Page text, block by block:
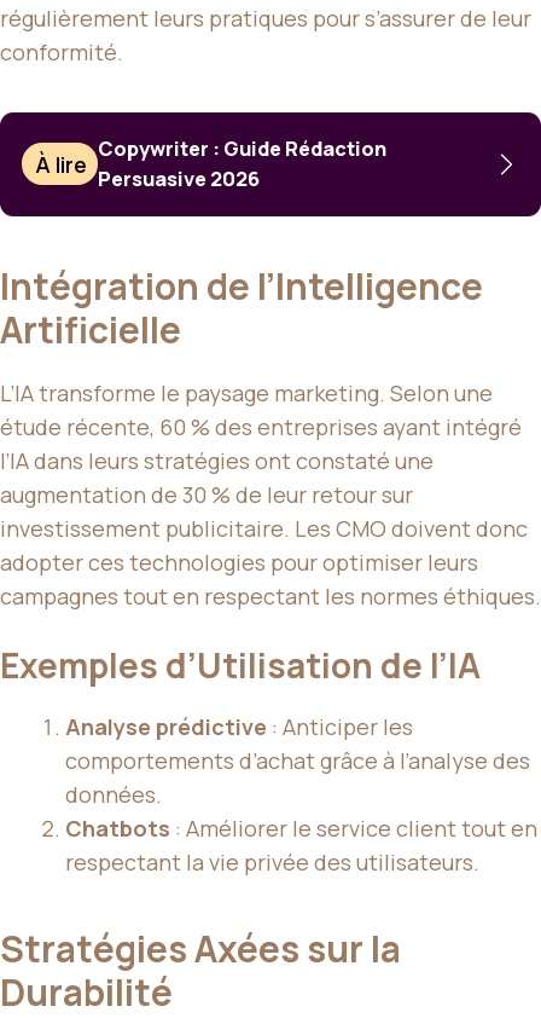
régulièrement leurs pratiques pour s’assurer de leur
conformité.
À lire
Copywriter : Guide Rédaction
Persuasive 2026
Intégration de l’Intelligence
Artificielle
L’IA transforme le paysage marketing. Selon une
étude récente, 60 % des entreprises ayant intégré
l’IA dans leurs stratégies ont constaté une
augmentation de 30 % de leur retour sur
investissement publicitaire. Les CMO doivent donc
adopter ces technologies pour optimiser leurs
campagnes tout en respectant les normes éthiques.
Exemples d’Utilisation de l’IA
Analyse prédictive : Anticiper les
comportements d’achat grâce à l’analyse des
données.
Chatbots : Améliorer le service client tout en
respectant la vie privée des utilisateurs.
Stratégies Axées sur la
Durabilité